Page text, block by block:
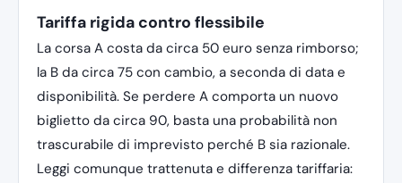
Tariffa rigida contro flessibile
La corsa A costa da circa 50 euro senza rimborso;
la B da circa 75 con cambio, a seconda di data e
disponibilità. Se perdere A comporta un nuovo
biglietto da circa 90, basta una probabilità non
trascurabile di imprevisto perché B sia razionale.
Leggi comunque trattenuta e differenza tariffaria: